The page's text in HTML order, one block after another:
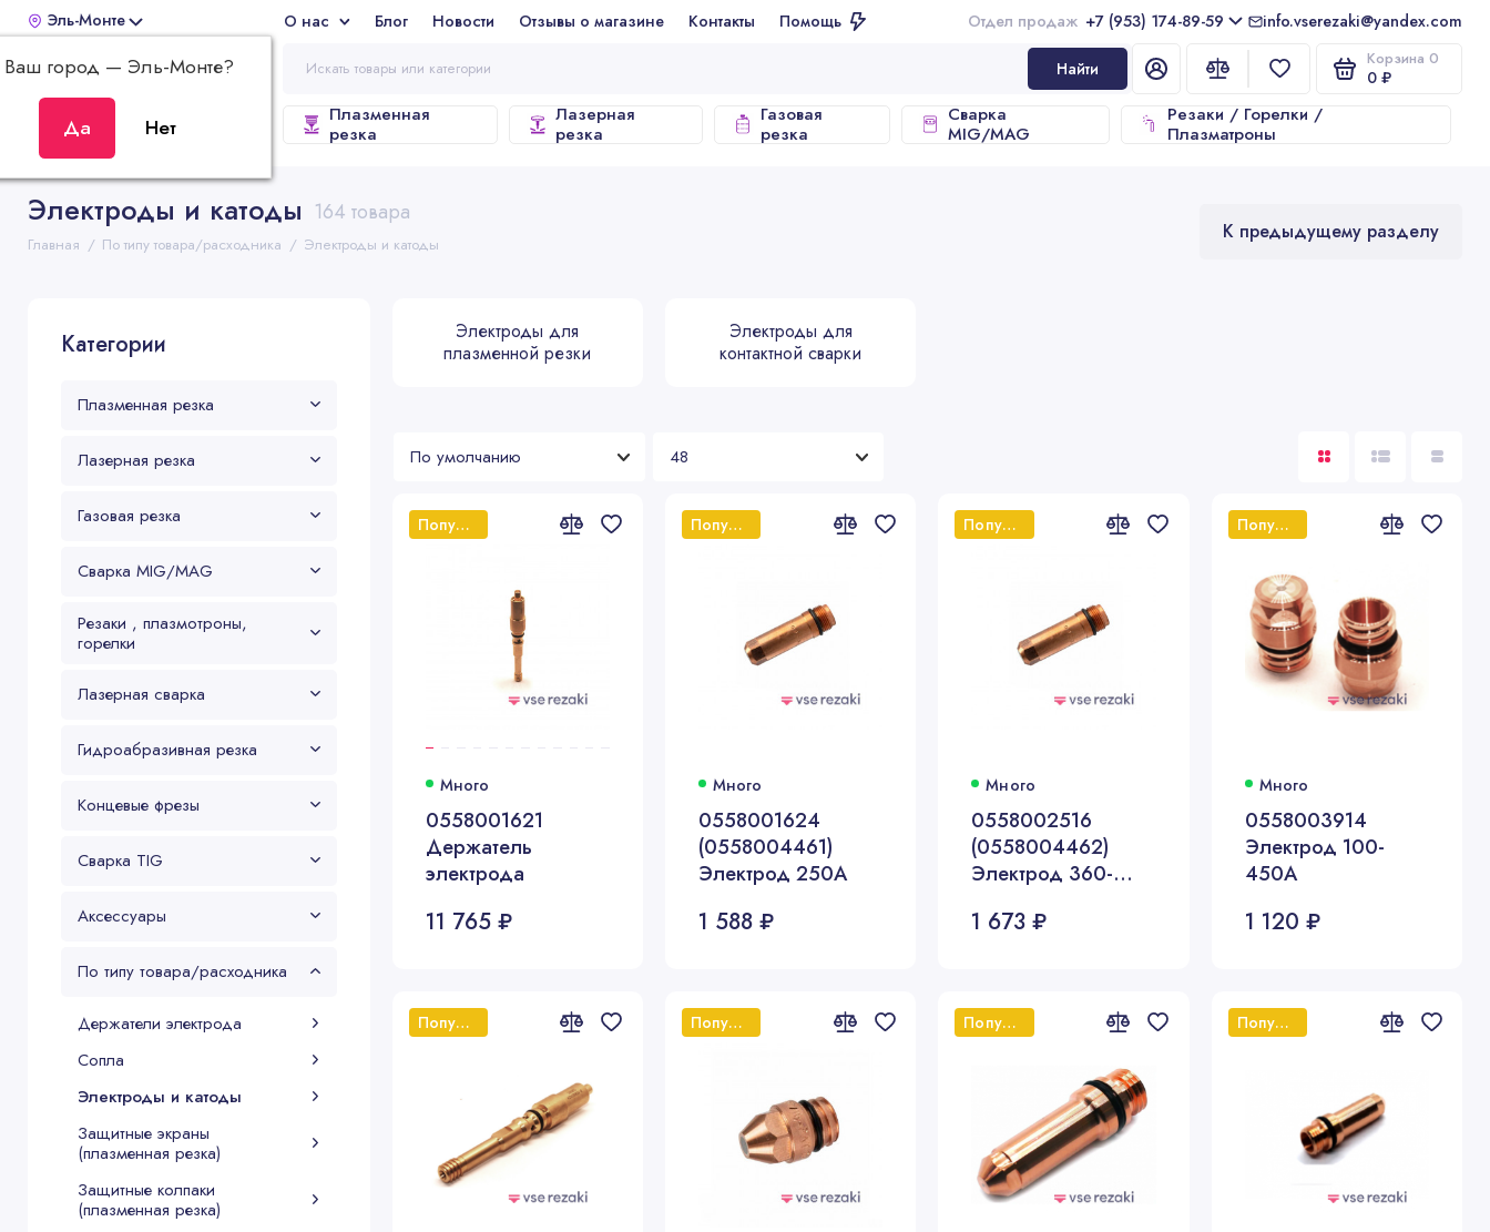
Эль-Монте
Ваш город —Эль-Монте?
О нас Блог Новости Отзывы о магазине Контакты Помощь Отдел продаж +7 (953) 174-89-59 info.vserezaki@yandex.com
Найти Корзина 0
0 ₽
ВСЕ КАТЕГОРИИ
Плазменная
резка
Лазерная
резка
Газовая
резка
Сварка
MIG/MAG
Резаки / Горелки /
Плазматроны
Электроды и катоды 164 товара
Главная По типу товара/расходника Электроды и катоды К предыдущему разделу
Категории
Плазменная резка
Лазерная резка
Газовая резка
Сварка MIG/MAG
Резаки , плазмотроны,
горелки
Лазерная сварка
Гидроабразивная резка
Концевые фрезы
Сварка TIG
Аксессуары
По типу товара/расходника
Держатели электрода
Сопла
Электроды и катоды
Защитные экраны
(плазменная резка)
Защитные колпаки
(плазменная резка)
Электроды для
плазменной резки
Электроды для
контактной сварки
Популярный
Много
0558001621
Держатель
электрода
11 765 ₽
Популярный
Много
0558001624
(0558004461)
Электрод 250А
1 588 ₽
Популярный
Много
0558002516
(0558004462)
Электрод 360-
1 673 ₽
Популярный
Много
0558003914
Электрод 100-
450А
1 120 ₽
Популярный Популярный Популярный Популярный